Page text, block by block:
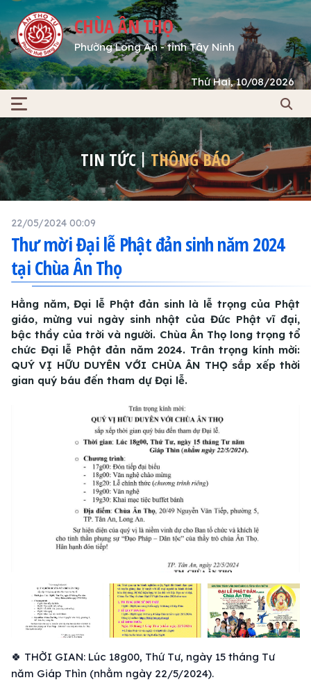
CHÙA ÂN THỌ
Phường Long An - tỉnh Tây Ninh
Thứ Hai, 10/08/2026
TIN TỨC THÔNG BÁO
22/05/2024 00:09
Thư mời Đại lễ Phật đản sinh năm 2024
tại Chùa Ân Thọ
Hằng năm, Đại lễ Phật đản sinh là lễ trọng của Phật
giáo, mừng vui ngày sinh nhật của Đức Phật vĩ đại,
bậc thầy của trời và người. Chùa Ân Thọ long trọng tổ
chức Đại lễ Phật đản năm 2024. Trân trọng kính mời:
QUÝ VỊ HỮU DUYÊN VỚI CHÙA ÂN THỌ sắp xếp thời
gian quý báu đến tham dự Đại lễ.
🍀 THỜI GIAN: Lúc 18g00, Thứ Tư, ngày 15 tháng Tư
năm Giáp Thìn (nhằm ngày 22/5/2024).